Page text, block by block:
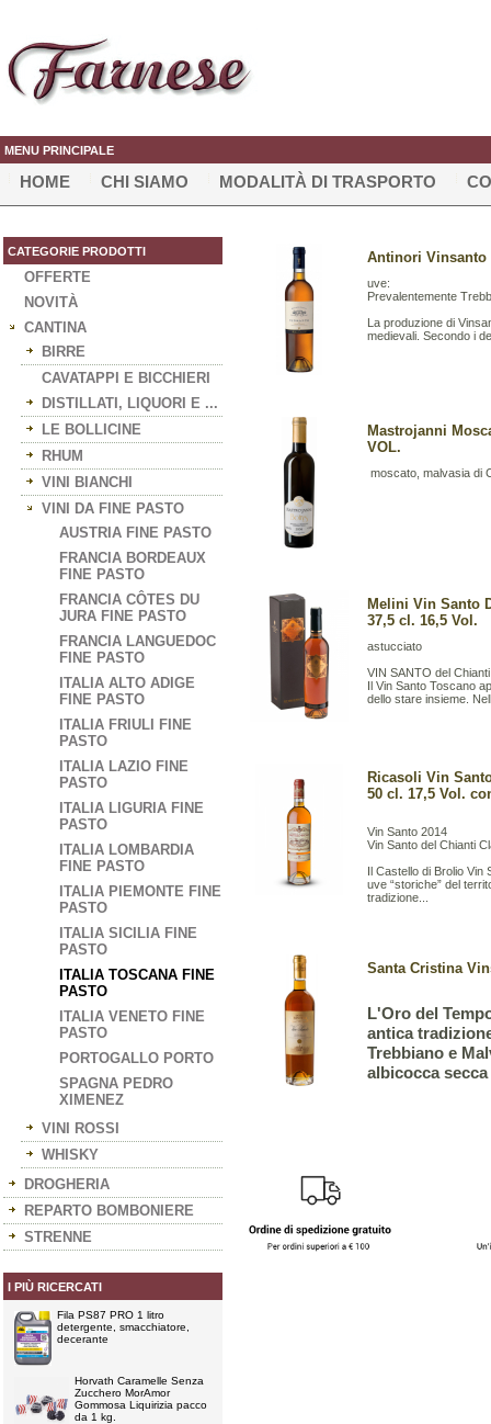
MENU PRINCIPALE
HOME CHI SIAMO MODALITÀ DI TRASPORTO
CATEGORIE PRODOTTI
OFFERTE
NOVITÀ
CANTINA
BIRRE
CAVATAPPI E BICCHIERI
DISTILLATI, LIQUORI E ...
LE BOLLICINE
RHUM
VINI BIANCHI
VINI DA FINE PASTO
AUSTRIA FINE PASTO
FRANCIA BORDEAUX
FINE PASTO
FRANCIA CÔTES DU
JURA FINE PASTO
FRANCIA LANGUEDOC
FINE PASTO
ITALIA ALTO ADIGE
FINE PASTO
ITALIA FRIULI FINE
PASTO
ITALIA LAZIO FINE
PASTO
ITALIA LIGURIA FINE
PASTO
ITALIA LOMBARDIA
FINE PASTO
ITALIA PIEMONTE FINE
PASTO
ITALIA SICILIA FINE
PASTO
ITALIA TOSCANA FINE
PASTO
ITALIA VENETO FINE
PASTO
PORTOGALLO PORTO
SPAGNA PEDRO
XIMENEZ
VINI ROSSI
WHISKY
DROGHERIA
REPARTO BOMBONIERE
STRENNE
I PIÙ RICERCATI
Fila PS87 PRO 1 litro
detergente, smacchiatore,
decerante
Horvath Caramelle Senza
Zucchero MorAmor
Gommosa Liquirizia pacco
da 1 kg.
Antinori Vinsanto
uve:
Prevalentemente
La produzione di
medievali. Secondo i
Mastrojanni
VOL.
moscato, malvasia di
Melini Vin Santo
37,5 cl. 16,5 Vol.
astucciato
VIN SANTO del
Il Vin Santo Toscano
dello stare insieme.
Ricasoli Vin
50 cl. 17,5 Vol.
Vin Santo 2014
Vin Santo del Chianti
Il Castello di Brolio Vin
uve “storiche” del
tradizione...
Santa Cristina
L'Oro del
antica
Trebbiano e
albicocca